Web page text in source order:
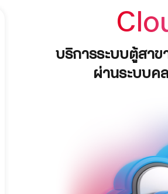
บริการระบบตู้สาข
ผ่านระบบค